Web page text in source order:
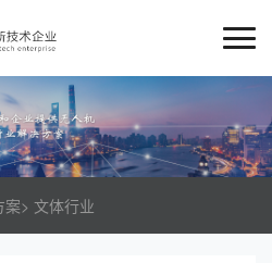
案> 文体行业